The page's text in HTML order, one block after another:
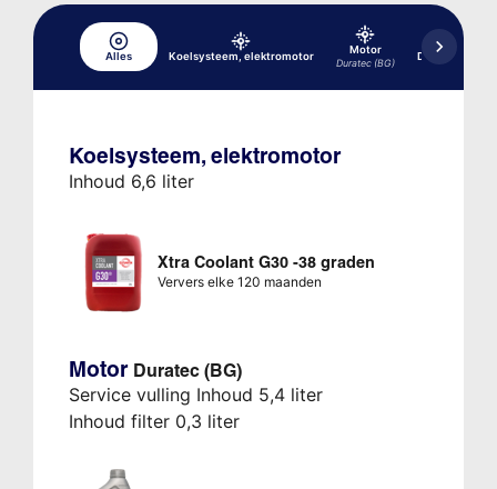
Alles Koelsysteem, elektromotor
Motor
Duratec (BG)
Differentieel,
Koelsysteem, elektromotor
Inhoud 6,6 liter
Xtra Coolant G30 -38 graden
Ververs elke 120 maanden
Motor Duratec (BG)
Service vulling Inhoud 5,4 liter
Inhoud filter 0,3 liter